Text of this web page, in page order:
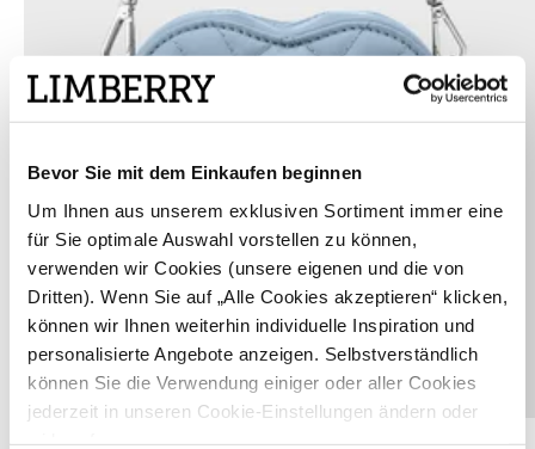
Bevor Sie mit dem Einkaufen beginnen
Um Ihnen aus unserem exklusiven Sortiment immer eine
für Sie optimale Auswahl vorstellen zu können,
verwenden wir Cookies (unsere eigenen und die von
Dritten). Wenn Sie auf „Alle Cookies akzeptieren“ klicken,
können wir Ihnen weiterhin individuelle Inspiration und
personalisierte Angebote anzeigen. Selbstverständlich
können Sie die Verwendung einiger oder aller Cookies
jederzeit in unseren Cookie-Einstellungen ändern oder